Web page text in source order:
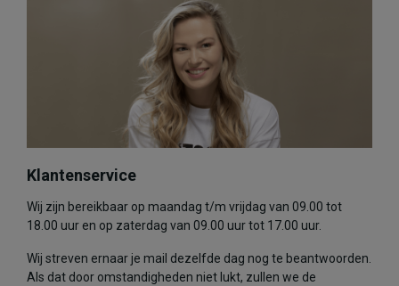
Klantenservice
Wij zijn bereikbaar op maandag t/m vrijdag van 09.00 tot
18.00 uur en op zaterdag van 09.00 uur tot 17.00 uur.
Wij streven ernaar je mail dezelfde dag nog te beantwoorden.
Als dat door omstandigheden niet lukt, zullen we de